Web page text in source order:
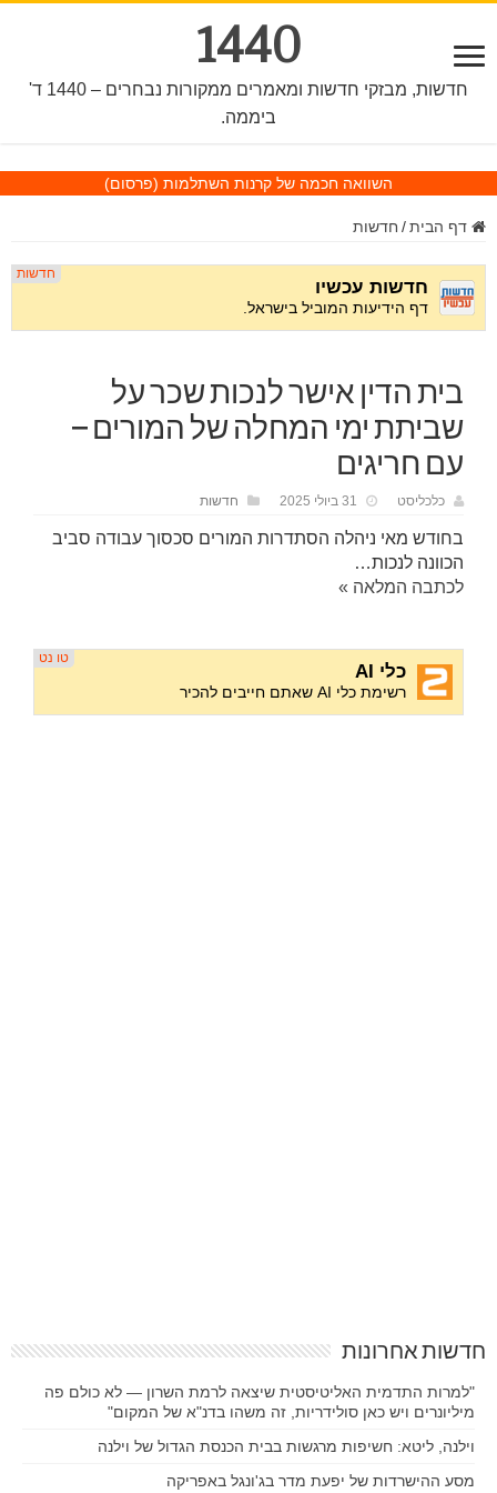
1440
חדשות, מבזקי חדשות ומאמרים ממקורות נבחרים – 1440 ד'
ביממה.
השוואה חכמה של קרנות השתלמות (פרסום)
דף הבית / חדשות
בית הדין אישר לנכות שכר על
שביתת ימי המחלה של המורים –
עם חריגים
כלכליסט 31 ביולי 2025 חדשות
בחודש מאי ניהלה הסתדרות המורים סכסוך עבודה סביב
הכוונה לנכות…
לכתבה המלאה »
חדשות אחרונות
"למרות התדמית האליטיסטית שיצאה לרמת השרון — לא כולם פה
מיליונרים ויש כאן סולידריות, זה משהו בדנ"א של המקום"
וילנה, ליטא: חשיפות מרגשות בבית הכנסת הגדול של וילנה
מסע ההישרדות של יפעת מדר בג'ונגל באפריקה